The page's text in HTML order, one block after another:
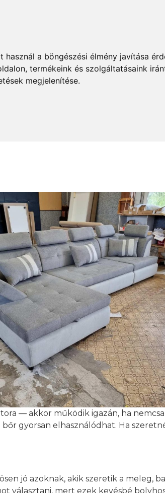
a böngészési élmény javítása
, termékeink és szolgáltatásaink
megjelenítése.
— akkor működik igazán, ha
gyorsan elhasználódhat. Ha
jó azoknak, akik szeretik a meleg,
választani, mert ezek kevésbé